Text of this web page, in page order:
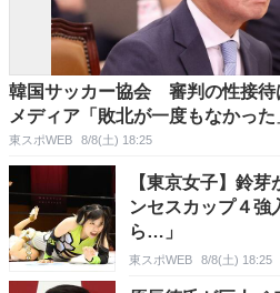
韓国サッカー協会 審判の性接
メディア「敗北が一度もなかった
東スポWEB 8/8(土) 18:25
【東京女子】鈴
ンセスカップ４強
ら…」
東スポWEB 8/8(土) 18:25